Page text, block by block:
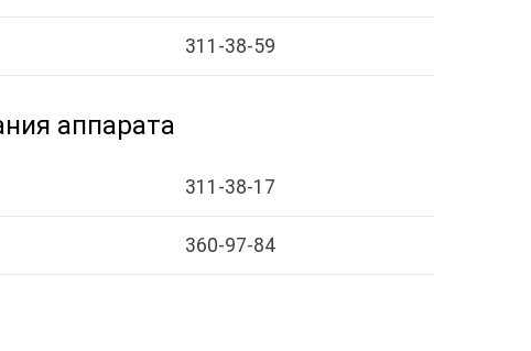
311-38-59
аппарата
311-38-17
360-97-84